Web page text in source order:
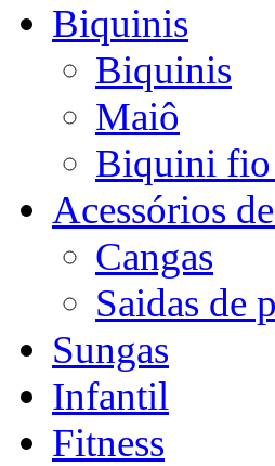
Biquinis
Biquinis
Maiô
Biquini fio
Acessórios
Cangas
Saidas de
Sungas
Infantil
Fitness